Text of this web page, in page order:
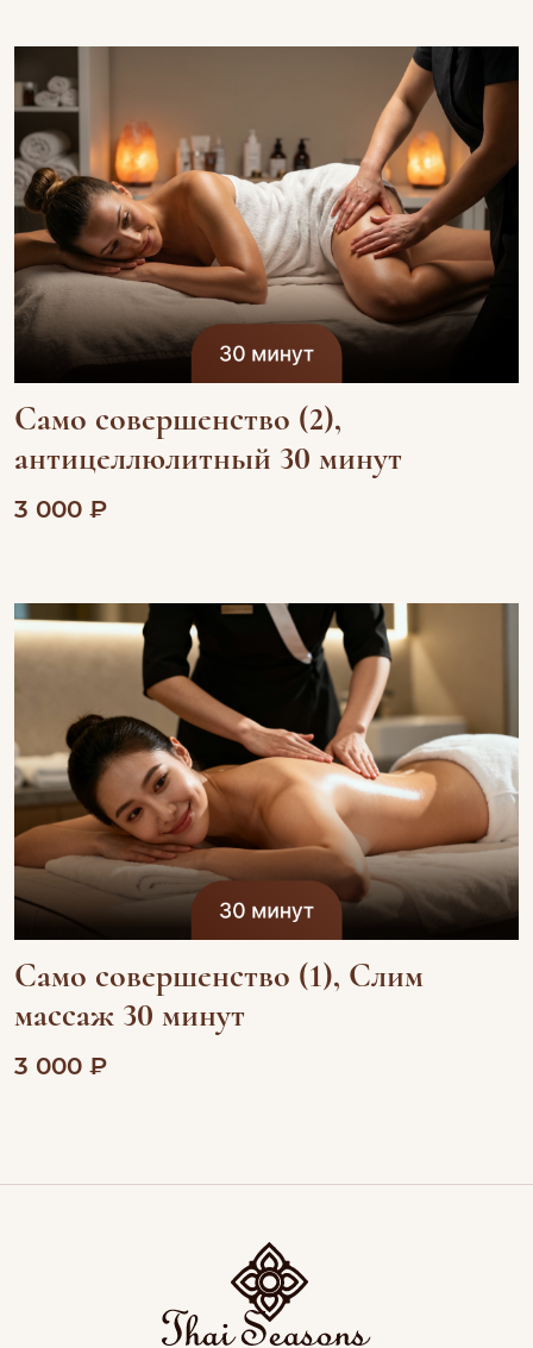
Само совершенство (2),
антицеллюлитный 30 минут
3 000 ₽
Само совершенство (1), Слим
массаж 30 минут
3 000 ₽